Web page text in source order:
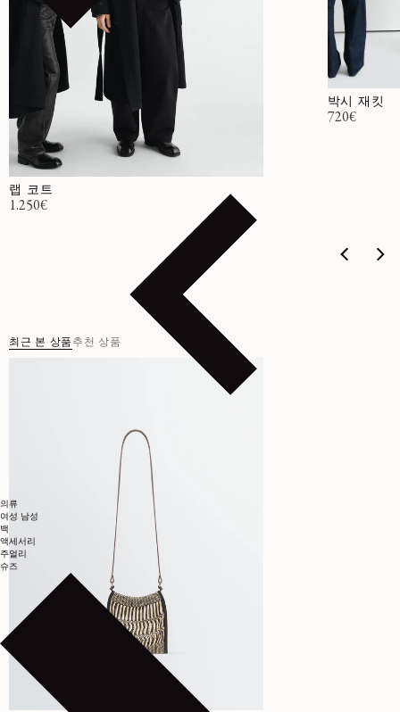
의류
여성 남성
백
액세서리
주얼리
슈즈
랩 코트
정가
1.250€
박시 재킷
정가
720€
최근 본 상품 추천 상품